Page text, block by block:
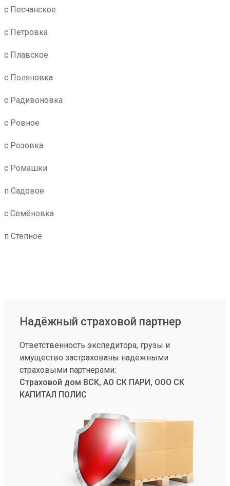
с Песчанское
с Петровка
с Плавское
с Поляновка
с Радивоновка
с Ровное
с Розовка
с Ромашки
п Садовое
с Семёновка
п Степное
Надёжный страховой партнер
Ответственность экспедитора, грузы и
имущество застрахованы надежными
страховыми партнерами:
Страховой дом ВСК, АО СК ПАРИ, ООО СК
КАПИТАЛ ПОЛИС